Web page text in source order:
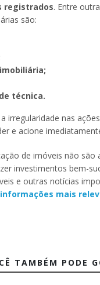
registrados. Entre
são:
técnica.
irregularidade nas
e acione
de imóveis não
investimentos bem-
e outras notícias
mais
TAMBÉM PODE